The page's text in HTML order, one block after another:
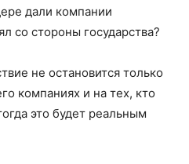
дали компании
со стороны государства?
не остановится только
компаниях и на тех, кто
это будет реальным